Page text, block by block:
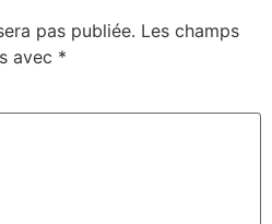
pas publiée. Les champs
avec *